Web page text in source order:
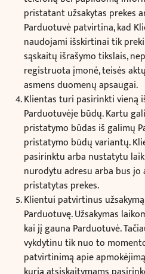
pristatant užsakytas prekes
Parduotuvė patvirtina, kad
naudojami išskirtinai tik
sąskaitų išrašymo tikslais,
registruota įmonė, teisės
asmens duomenų apsaugai.
Klientas turi pasirinkti vieną
Parduotuvėje būdų. Kartu
pristatymo būdas iš galimų
pristatymo būdų variantų.
pasirinktu arba nustatytu
nurodytu adresu arba bus
pristatytas prekes.
Klientui patvirtinus
Parduotuvę. Užsakymas
kai jį gauna Parduotuvė.
vykdytinu tik nuo to
patvirtinimą apie